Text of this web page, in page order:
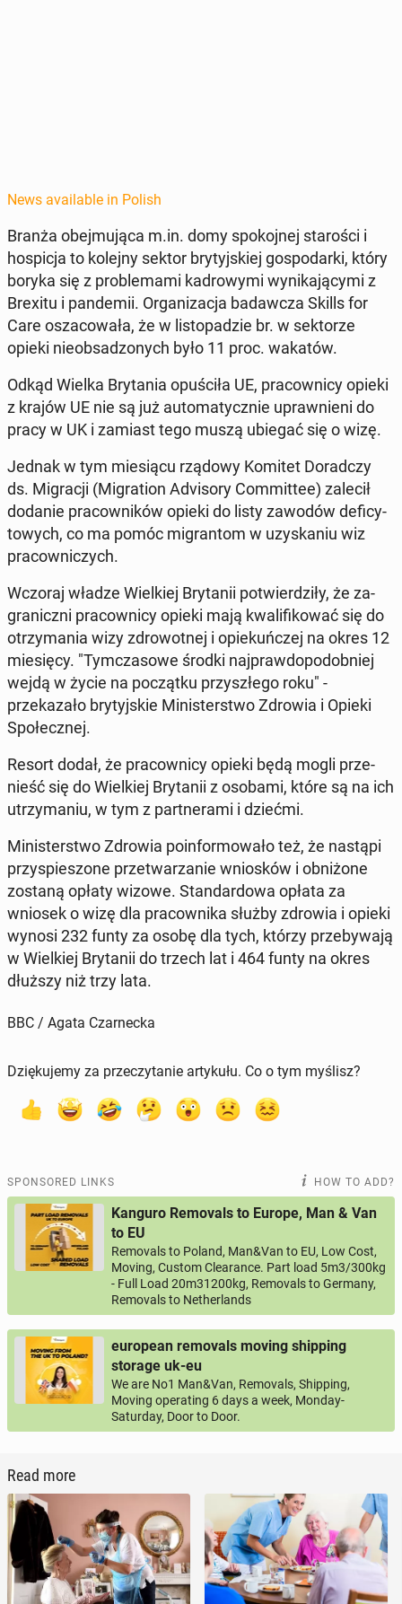
News available in Polish
Branża obe­j­mu­ją­ca m.in. domy spoko­jnej staroś­ci i
hos­pic­ja to kolejny sektor bry­tyjskiej gospo­dar­ki, który
boryka się z prob­le­ma­mi kadrowy­mi wynika­ją­cy­mi z
Brexitu i pan­demii. Or­ga­ni­za­c­ja badaw­cza Skills for
Care os­za­cow­ała, że w listopadzie br. w sek­torze
opieki nieob­sad­zonych było 11 proc. wakatów.
Odkąd Wielka Bry­ta­nia op­uś­ciła UE, pra­cown­i­cy opieki
z krajów UE nie są już au­tomaty­cznie up­rawnieni do
pracy w UK i zamiast tego muszą ubiegać się o wizę.
Jednak w tym miesiącu rządowy Komitet Do­rad­czy
ds. Mi­gracji (Mi­gra­tion Ad­vi­so­ry Com­mit­tee) zalecił
dodanie pra­cown­ików opieki do listy zawodów defi­cy­
towych, co ma pomóc mi­grantom w uzyska­niu wiz
pra­cown­iczych.
Wczoraj władze Wielkiej Bry­tanii potwierdz­iły, że za­
graniczni pra­cown­i­cy opieki mają kwal­i­fikować się do
otrzy­ma­nia wizy zdrowot­nej i opiekuńczej na okres 12
miesię­cy. "Tym­cza­sowe środki na­jpraw­dopodob­niej
wejdą w życie na początku przyszłego roku" -
przekaza­ło bry­tyjskie Min­is­terst­wo Zdrowia i Opieki
Społecznej.
Resort dodał, że pra­cown­i­cy opieki będą mogli prze­
nieść się do Wielkiej Bry­tanii z osobami, które są na ich
utrzy­ma­niu, w tym z part­nera­mi i dziećmi.
Min­is­terst­wo Zdrowia poin­for­mowało też, że nastąpi
przyspies­zone przetwarzanie wniosków i ob­niżone
zostaną opłaty wizowe. Stan­dar­d­owa opłata za
wniosek o wizę dla pra­cown­i­ka służby zdrowia i opieki
wynosi 232 funty za osobę dla tych, którzy prze­by­wa­ją
w Wielkiej Bry­tanii do trzech lat i 464 funty na okres
dłuższy niż trzy lata.
BBC / Agata Czarnecka
Dziękujemy za przeczytanie artykułu. Co o tym myślisz?
SPONSORED LINKS HOW TO ADD?
Kanguro Removals to Europe, Man & Van
to EU
Removals to Poland, Man&Van to EU, Low Cost,
Moving, Custom Clearance. Part load 5m3/300kg
- Full Load 20m31200kg, Removals to Germany,
Removals to Netherlands
european removals moving shipping
storage uk-eu
We are No1 Man&Van, Removals, Shipping,
Moving operating 6 days a week, Monday-
Saturday, Door to Door.
Read more